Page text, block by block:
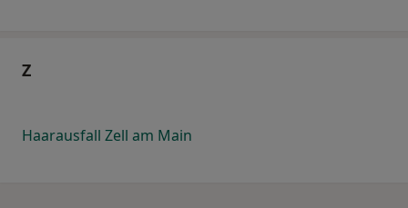
Z
Haarausfall Zell am Main